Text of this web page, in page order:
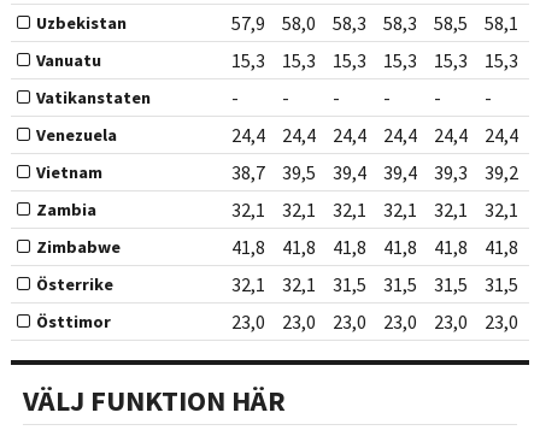
Uzbekistan 57,9 58,0 58,3 58,3 58,5 58,1
Vanuatu 15,3 15,3 15,3 15,3 15,3 15,3
Vatikanstaten - - - - - -
Venezuela 24,4 24,4 24,4 24,4 24,4 24,4
Vietnam 38,7 39,5 39,4 39,4 39,3 39,2
Zambia 32,1 32,1 32,1 32,1 32,1 32,1
Zimbabwe 41,8 41,8 41,8 41,8 41,8 41,8
Österrike 32,1 32,1 31,5 31,5 31,5 31,5
Östtimor 23,0 23,0 23,0 23,0 23,0 23,0
VÄLJ FUNKTION HÄR